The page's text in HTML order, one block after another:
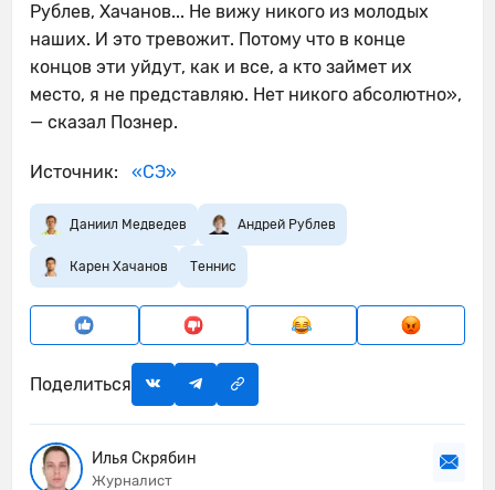
Рублев, Хачанов... Не вижу никого из молодых
наших. И это тревожит. Потому что в конце
концов эти уйдут, как и все, а кто займет их
место, я не представляю. Нет никого абсолютно»,
— сказал Познер.
Источник: «СЭ»
Даниил Медведев Андрей Рублев
Карен Хачанов Теннис
Поделиться
Илья Скрябин
Журналист